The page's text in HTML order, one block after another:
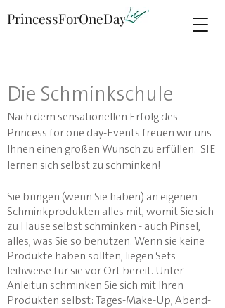
PrincessForOneDay
Die Schminkschule
Nach dem sensationellen Erfolg des
Princess for one day-Events freuen wir uns
Ihnen einen großen Wunsch zu erfüllen. SIE
lernen sich selbst zu schminken!
Sie bringen (wenn Sie haben) an eigenen
Schminkprodukten alles mit, womit Sie sich
zu Hause selbst schminken - auch Pinsel,
alles, was Sie so benutzen. Wenn sie keine
Produkte haben sollten, liegen Sets
leihweise für sie vor Ort bereit. Unter
Anleitun schminken Sie sich mit Ihren
Produkten selbst: Tages-Make-Up, Abend-